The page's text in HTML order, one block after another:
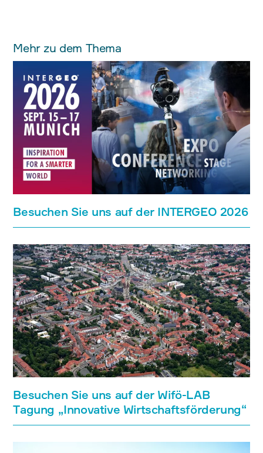
Mehr zu dem Thema
Besuchen Sie uns auf der INTERGEO 2026
Besuchen Sie uns auf der Wifö-LAB
Tagung „Innovative Wirtschaftsförderung“